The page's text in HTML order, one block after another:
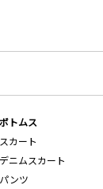
ボトムス
スカート
デニムスカート
パンツ